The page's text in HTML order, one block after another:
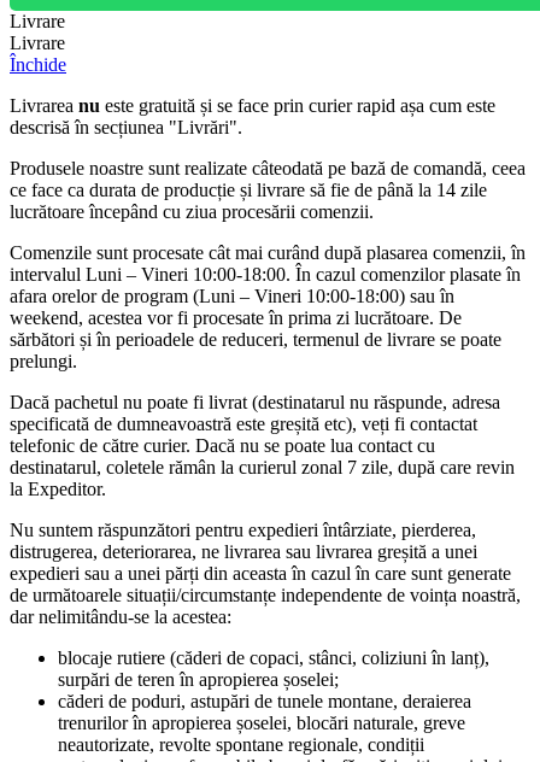
Livrare
Livrare
Închide
Livrarea nu este gratuită și se face prin curier rapid așa cum este
descrisă în secțiunea "Livrări".
Produsele noastre sunt realizate câteodată pe bază de comandă, ceea
ce face ca durata de producție și livrare să fie de până la 14 zile
lucrătoare începând cu ziua procesării comenzii.
Comenzile sunt procesate cât mai curând după plasarea comenzii, în
intervalul Luni – Vineri 10:00-18:00. În cazul comenzilor plasate în
afara orelor de program (Luni – Vineri 10:00-18:00) sau în
weekend, acestea vor fi procesate în prima zi lucrătoare. De
sărbători și în perioadele de reduceri, termenul de livrare se poate
prelungi.
Dacă pachetul nu poate fi livrat (destinatarul nu răspunde, adresa
specificată de dumneavoastră este greșită etc), veți fi contactat
telefonic de către curier. Dacă nu se poate lua contact cu
destinatarul, coletele rămân la curierul zonal 7 zile, după care revin
la Expeditor.
Nu suntem răspunzători pentru expedieri întârziate, pierderea,
distrugerea, deteriorarea, ne livrarea sau livrarea greșită a unei
expedieri sau a unei părți din aceasta în cazul în care sunt generate
de următoarele situații/circumstanțe independente de voința noastră,
dar nelimitându-se la acestea:
blocaje rutiere (căderi de copaci, stânci, coliziuni în lanț),
surpări de teren în apropierea șoselei;
căderi de poduri, astupări de tunele montane, deraierea
trenurilor în apropierea șoselei, blocări naturale, greve
neautorizate, revolte spontane regionale, condiții